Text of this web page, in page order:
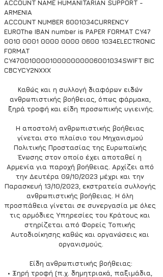
ACCOUNT NAME HUMANITARIAN SUPPORT -
ARMENIA
ACCOUNT NUMBER 6001034CURRENCY
EUROThe IBAN number is PAPER FORMAT CY47
0010 0001 0000 0000 0600 1034ELECTRONIC
FORMAT
CY47001000010000000006001034SWIFT BIC
CBCYCY2NXXX
Καθώς και η συλλογή διαφόρων ειδών
ανθρωπιστικής βοήθειας, όπως φάρμακα,
ξηρά τροφή και είδη προσωπικής υγιεινής.
Η αποστολή ανθρωπιστικής βοήθειας
γίνεται στο πλαίσιο του Μηχανισμού
Πολιτικής Προστασίας της Ευρωπαϊκής
Ένωσης στον οποίο έχει αποταθεί η
Αρμενία για παροχή βοήθειας. Αρχίζει από
την Δευτέρα 09/10/2023 μέχρι και την
Παρασκευή 13/10/2023, εκστρατεία συλλογής
ανθρωπιστικής βοήθειας. Η όλη
προσπάθεια γίνεται σε συνεργασία με όλες
τις αρμόδιες Υπηρεσίες του Κράτους και
στηρίζεται από Φορείς Τοπικής
Αυτοδιοίκησης καθώς και οργανώσεις και
οργανισμούς.
Είδη ανθρωπιστικής βοήθειας:
• Ξηρή τροφή (π.χ. δημητριακά, παξιμάδια,